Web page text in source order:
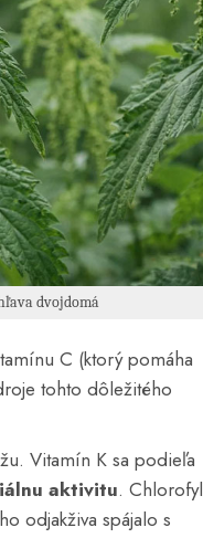
dvojdomá
C (ktorý pomáha
tohto dôležitého
Vitamín K sa podieľa
aktivitu. Chlorofyl
odjakživa spájalo s